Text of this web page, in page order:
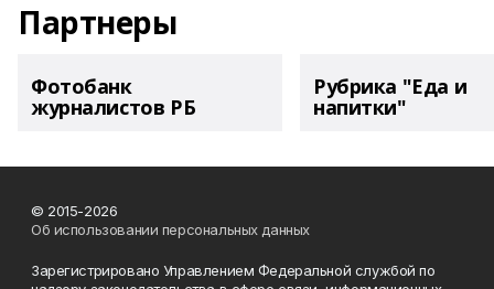
Партнеры
Фотобанк
журналистов РБ
Рубрика "Еда и
напитки"
© 2015-2026
Об использовании персональных данных
Зарегистрировано Управлением Федеральной службой по